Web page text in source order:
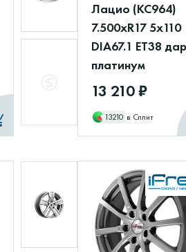
Лацио (КС964)
7.500xR17 5x110
DIA67.1 ET38
платинум
13 210 ₽
13210 в Сплит